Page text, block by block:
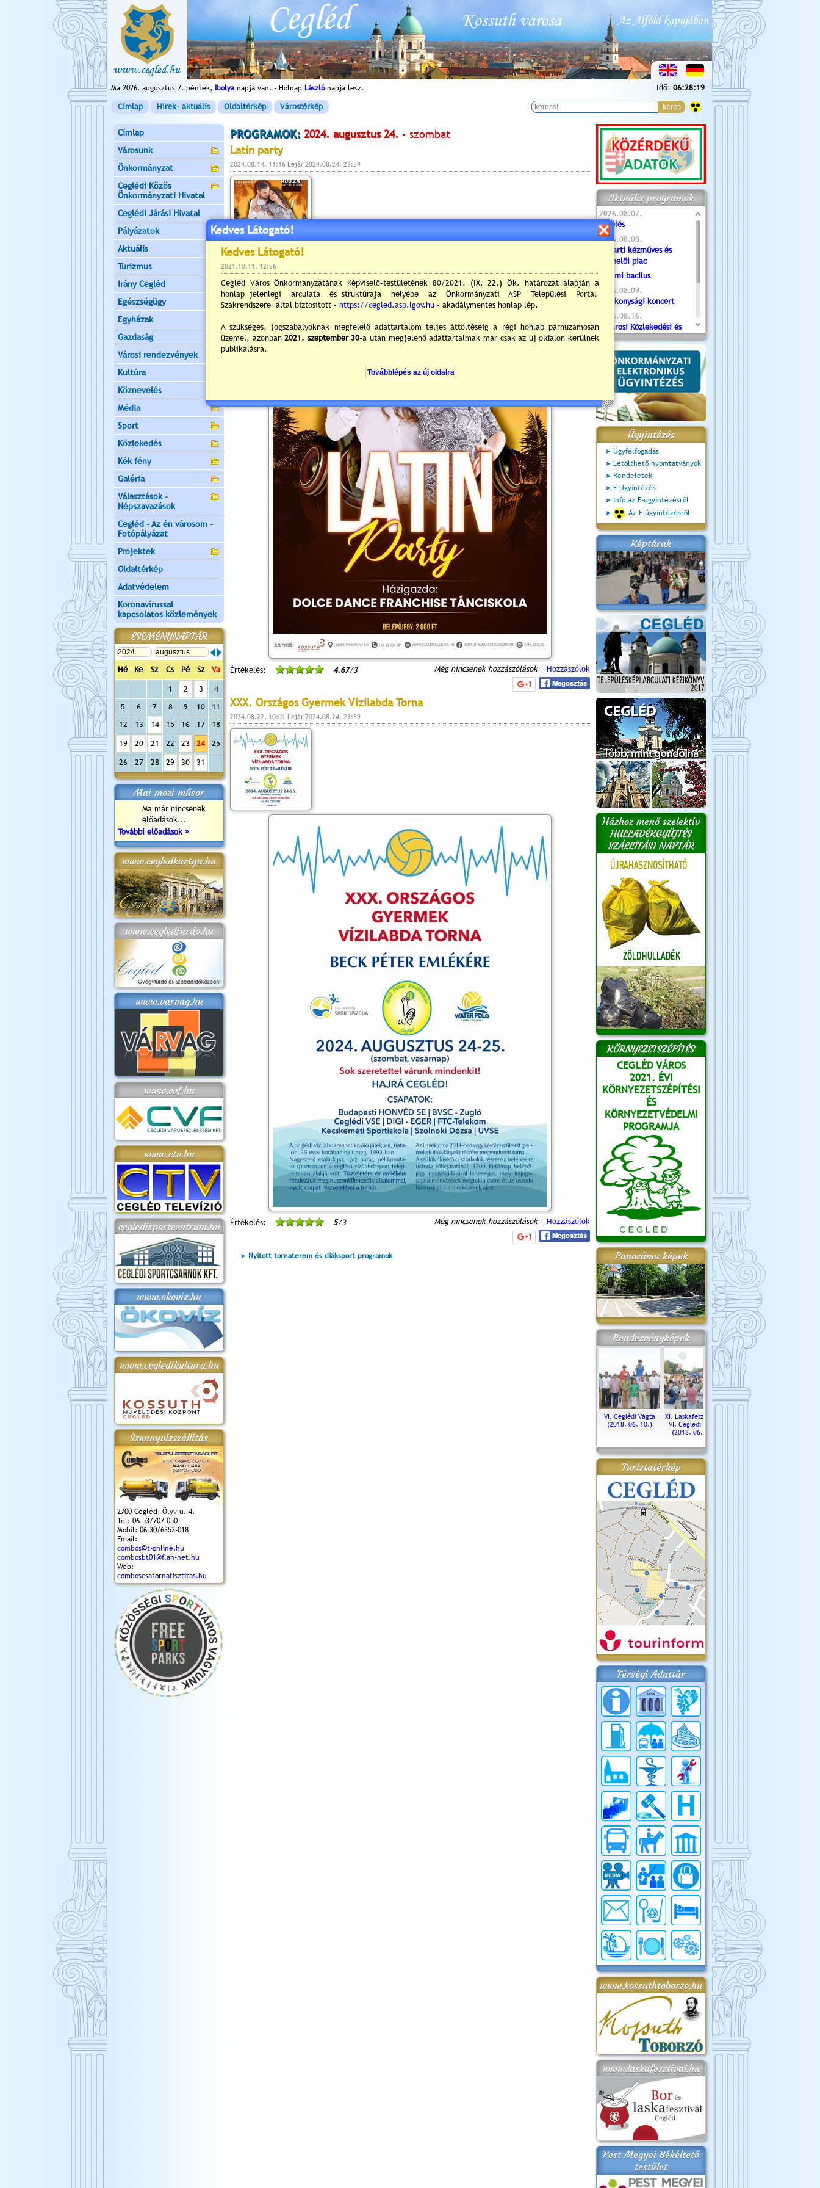
Ma 2026. augusztus 7. péntek, Ibolyanapja van. - Holnap Lászlónapja lesz. Idő: 06:28:21
Címlap Hírek- aktuális Oldaltérkép Várostérkép
Címlap
Városunk
Önkormányzat
Ceglédi Közös
Önkormányzati Hivatal
Ceglédi Járási Hivatal
Pályázatok
Aktuális
Turizmus
Irány Cegléd
Egészségügy
Egyházak
Gazdaság
Városi rendezvények
Kultúra
Köznevelés
Média
Sport
Közlekedés
Kék fény
Galéria
Választások -
Népszavazások
Cegléd - Az én városom -
Fotópályázat
Projektek
Oldaltérkép
Adatvédelem
Koronavírussal
kapcsolatos közlemények
ESEMÉNYNAPTÁR
Hé Ke Sz Cs Pé Sz Va
1 2 3
4
5
6 7 8 9 10
11
12
13 14 15 16 17 18
19 20 21 22 23 24 25
26 27 28 29 30 31
Mai mozi műsor
Ma már nincsenek
előadások...
További előadások »
www.cegledkartya.hu
www.cegledfurdo.hu
www.varvag.hu
www.cvf.hu
www.ctv.hu
cegledisportcentrum.hu
www.okoviz.hu
www.cegledikultura.hu
Szennyvízszállítás
2700 Cegléd, Ölyv u. 4.
Tel: 06 53/707-050
Mobil: 06 30/6353-018
Email:
combos@t-online.hu
combosbt01@flah-net.hu
Web:
comboscsatornatisztitas.hu
PROGRAMOK: 2024. augusztus 24. - szombat
Latin party
2024.08.14. 11:16 Lejár 2024.08.24. 23:59
Értékelés: 4.67/3 Még nincsenek hozzászólások| Hozzászólok
XXX. Országos Gyermek Vízilabda Torna
2024.08.22. 10:01 Lejár 2024.08.24. 23:59
Értékelés: 5/3 Még nincsenek hozzászólások| Hozzászólok
Nyitott tornaterem és diáksport programok
Aktuális programok
2026.08.07.
Túlélés
2026.08.08.
Tóparti kézműves és
termelői piac
Valami bacilus
2026.08.09.
Jótékonysági koncert
2026.08.16.
Újvárosi Közlekedési és
Sportnap
2026.08.19.
Ceglédi fotóklub kiállítás
2026.08.20.
Szent István Ünnepe
Ügyintézés
Ügyfélfogadás
Letölthető nyomtatványok
Rendeletek
E-Ügyintézés
Info az E-ügyintézésről
Az E-ügyintézésről
Képtárak
Házhoz menő szelektív
HULLADÉKGYŰJTÉS
SZÁLLÍTÁSI NAPTÁR
KÖRNYEZETSZÉPÍTÉS
CEGLÉD VÁROS
2021. ÉVI
KÖRNYEZETSZÉPÍTÉSI
ÉS
KÖRNYEZETVÉDELMI
PROGRAMJA
Panoráma képek
Rendezvényképek
VI. Ceglédi Vágta
(2018. 06. 10.)
XI. Laskafesztivál és
VI. Ceglédi Vágta
(2018. 06. 10.)
Városnapok 2018.
Kossuth Toborzó
Ünnepély
2017.09.22-23.
és Magyarok
Kenyere Program
Turistatérkép
Térségi Adattár
www.kossuthtoborzo.hu
www.laskafesztival.hu
Pest Megyei Békéltető
testület
Kedves Látogató!